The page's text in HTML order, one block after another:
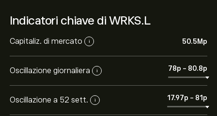
Indicatori chiave di WRKS.L
Capitaliz. di mercato i 50.5M‎p‎
Oscillazione giornaliera i 78‎p‎ - 80.8‎p‎
Oscillazione a 52 sett. i 17.97‎p‎ - 81‎p‎